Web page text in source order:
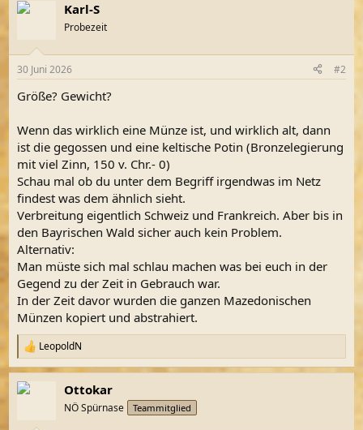
Karl-S
Probezeit
30 Juni 2026 #2
Größe? Gewicht?
Wenn das wirklich eine Münze ist, und wirklich alt, dann
ist die gegossen und eine keltische Potin (Bronzelegierung
mit viel Zinn, 150 v. Chr.- 0)
Schau mal ob du unter dem Begriff irgendwas im Netz
findest was dem ähnlich sieht.
Verbreitung eigentlich Schweiz und Frankreich. Aber bis in
den Bayrischen Wald sicher auch kein Problem.
Alternativ:
Man müste sich mal schlau machen was bei euch in der
Gegend zu der Zeit in Gebrauch war.
In der Zeit davor wurden die ganzen Mazedonischen
Münzen kopiert und abstrahiert.
R
e
a
k
LeopoldN
Ottokar
NÖ Spürnase Teammitglied